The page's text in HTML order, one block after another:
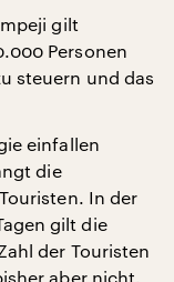
gilt
Personen
steuern und das
einfallen
die
In der
gilt die
der Touristen
aber nicht.